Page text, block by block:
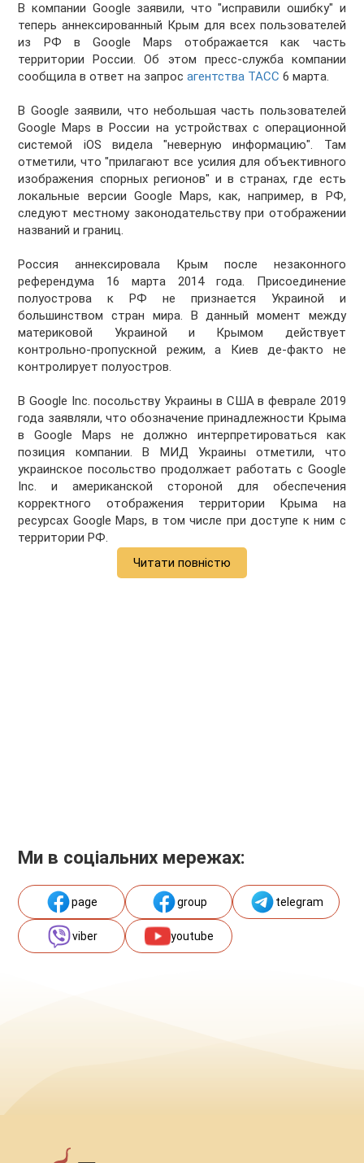
В компании Google заявили, что "исправили ошибку" и
теперь аннексированный Крым для всех пользователей
из РФ в Google Maps отображается как часть
территории России. Об этом пресс-служба компании
сообщила в ответ на запросагентства ТАСС 6 марта.
В Google заявили, что небольшая часть пользователей
Google Maps в России на устройствах с операционной
системой iOS видела "неверную информацию". Там
отметили, что "прилагают все усилия для объективного
изображения спорных регионов" и в странах, где есть
локальные версии Google Maps, как, например, в РФ,
следуют местному законодательству при отображении
названий и границ.
Россия аннексировала Крым после незаконного
референдума 16 марта 2014 года. Присоединение
полуострова к РФ не признается Украиной и
большинством стран мира. В данный момент между
материковой Украиной и Крымом действует
контрольно-пропускной режим, а Киев де-факто не
контролирует полуостров.
В Google Inc. посольству Украины в США в феврале 2019
года заявляли, что обозначение принадлежности Крыма
в Google Maps не должно интерпретироваться как
позиция компании. В МИД Украины отметили, что
украинское посольство продолжает работать с Google
Inc. и американской стороной для обеспечения
корректного отображения территории Крыма на
ресурсах Google Maps, в том числе при доступе к ним с
территории РФ.
Читати повністю
Ми в соціальних мережах:
page group telegram
viber youtube